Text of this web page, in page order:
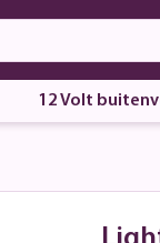
12 Volt